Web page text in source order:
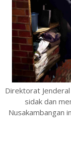
Direktorat
sidak dan
Nusakambangan